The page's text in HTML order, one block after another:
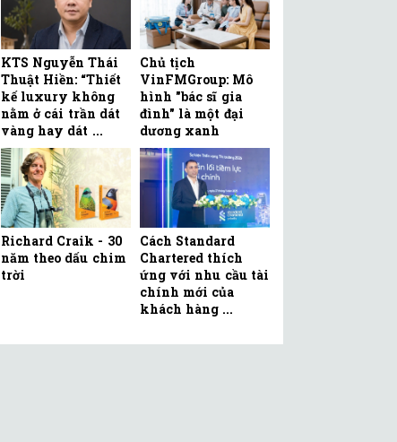
KTS Nguyễn Thái
Thuật Hiền: “Thiết
kế luxury không
nằm ở cái trần dát
vàng hay dát ...
Chủ tịch
VinFMGroup: Mô
hình "bác sĩ gia
đình" là một đại
dương xanh
Richard Craik - 30
năm theo dấu chim
trời
Cách Standard
Chartered thích
ứng với nhu cầu tài
chính mới của
khách hàng ...